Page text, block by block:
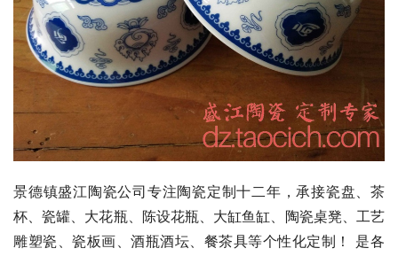
景德镇盛江陶瓷公司专注陶瓷定制十二年，承接瓷盘、茶
杯、瓷罐、大花瓶、陈设花瓶、大缸鱼缸、陶瓷桌凳、工艺
雕塑瓷、瓷板画、酒瓶酒坛、餐茶具等个性化定制！ 是各